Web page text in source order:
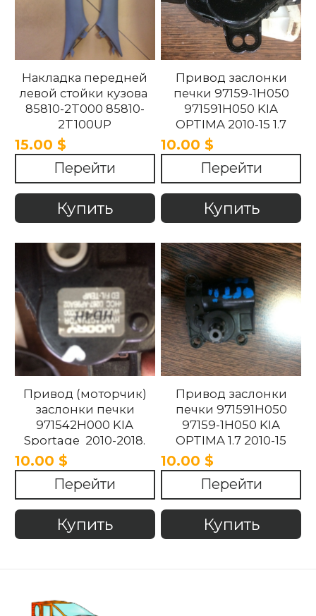
Накладка передней
левой стойки кузова
85810-2T000 85810-
2T100UP
858102T100UP
858102T000 Kia
Optima 2010 -2015.
15.00 $
Перейти
Купить
Привод заслонки
печки 97159-1H050
971591H050 KIA
OPTIMA 2010-15 1.7
10.00 $
Перейти
Купить
Привод (моторчик)
заслонки печки
971542H000 KIA
Sportage 2010-2018.
10.00 $
Перейти
Купить
Привод заслонки
печки 971591H050
97159-1H050 KIA
OPTIMA 1.7 2010-15
10.00 $
Перейти
Купить